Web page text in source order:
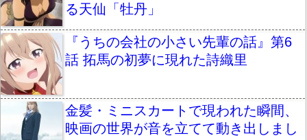
る天仙「牡丹」
『うちの会社の小さい先輩の話』第6
話 拓馬の初夢に現れた詩織里
金髪・ミニスカートで現われた瞬間、
映画の世界が音を立てて動き出しまし